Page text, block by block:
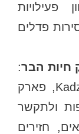
פעילויות
פדלים
:
) ממוקם ליד הכפר Kadzidłowo, פארק
ולתקשר
חזירים